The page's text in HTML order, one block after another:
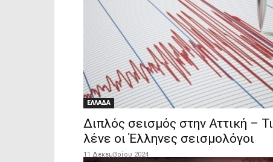
ΕΛΛΑΔΑ
Διπλός σεισμός στην Αττική – Τι
λένε οι Έλληνες σεισμολόγοι
11 Δεκεμβρίου 2024